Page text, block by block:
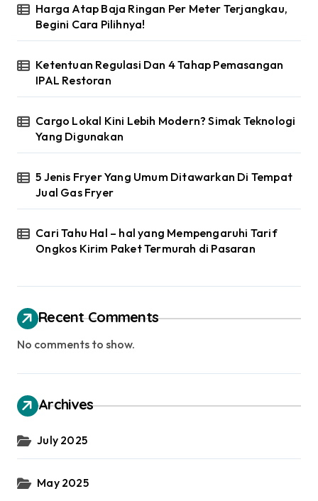
n
a
t
i
o
n
Harga Atap Baja Ringan Per Meter Terjangkau,
Begini Cara Pilihnya!
Ketentuan Regulasi Dan 4 Tahap Pemasangan
IPAL Restoran
Cargo Lokal Kini Lebih Modern? Simak Teknologi
Yang Digunakan
5 Jenis Fryer Yang Umum Ditawarkan Di Tempat
Jual Gas Fryer
Cari Tahu Hal – hal yang Mempengaruhi Tarif
Ongkos Kirim Paket Termurah di Pasaran
Recent Comments
No comments to show.
Archives
July 2025
May 2025